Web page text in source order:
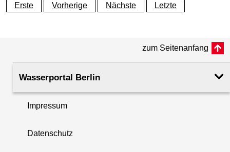
Erste
Vorherige Nächste Letzte
zum Seitenanfang
Wasserportal Berlin
Impressum
Datenschutz